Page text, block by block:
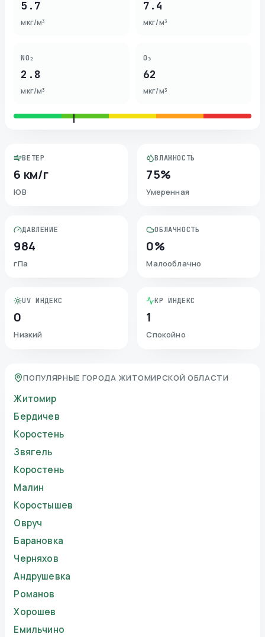
5.7
мкг/м³
7.4
мкг/м³
NO₂
2.8
мкг/м³
O₃
62
мкг/м³
ВЕТЕР
6 км/г
ЮВ
ВЛАЖНОСТЬ
75%
Умеренная
ДАВЛЕНИЕ
984
гПа
ОБЛАЧНОСТЬ
0%
Малооблачно
UV ИНДЕКС
0
Низкий
KP ИНДЕКС
1
Спокойно
ПОПУЛЯРНЫЕ ГОРОДА ЖИТОМИРСКОЙ ОБЛАСТИ
Житомир
Бердичев
Коростень
Звягель
Коростень
Малин
Коростышев
Овруч
Барановка
Черняхов
Андрушевка
Романов
Хорошев
Емильчино